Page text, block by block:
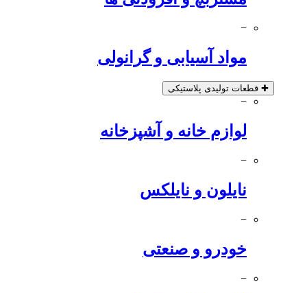
−
مواد آسیابی و گرانولی
✚ قطعات تولیدی پلاستیکی
−
لوازم خانه و آشپزخانه
−
نایلون و نایلکس
−
خودرو و صنعتی
−